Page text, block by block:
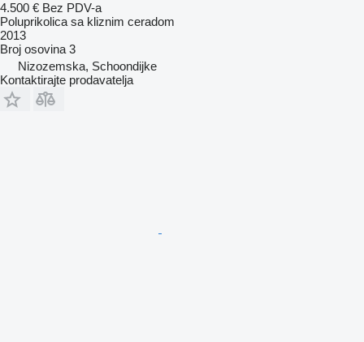
4.500 € Bez PDV-a
Poluprikolica sa kliznim ceradom
2013
Broj osovina 3
Nizozemska, Schoondijke
Kontaktirajte prodavatelja